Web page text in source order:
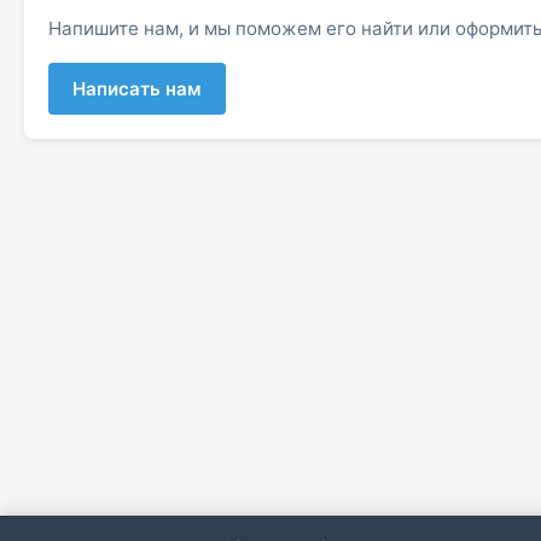
Напишите нам, и мы поможем его найти или
Написать нам